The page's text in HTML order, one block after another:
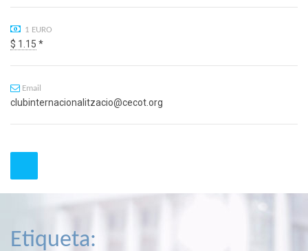
1 EURO
$ 1.15 *
Email
clubinternacionalitzacio@cecot.org
Etiqueta: